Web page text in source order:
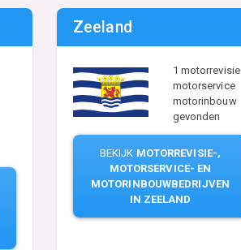
Zeeland
1 motorrevisie
motorservice
motorinbouw
gevonden
BEKIJK MOTORREVISIE-,
MOTORSERVICE- EN
MOTORINBOUWBEDRIJVEN
IN ZEELAND